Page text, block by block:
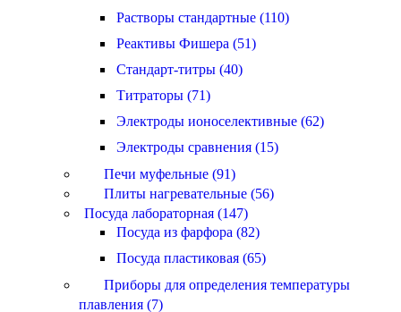
Растворы стандартные (110)
Реактивы Фишера (51)
Стандарт-титры (40)
Титраторы (71)
Электроды ионоселективные (62)
Электроды сравнения (15)
Печи муфельные (91)
Плиты нагревательные (56)
Посуда лабораторная (147)
Посуда из фарфора (82)
Посуда пластиковая (65)
Приборы для определения температуры
плавления (7)